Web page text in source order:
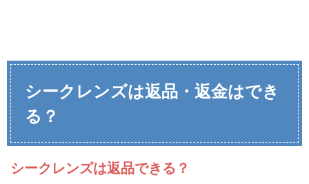
シークレンズは返品・返金はでき
る？
シークレンズは返品できる？